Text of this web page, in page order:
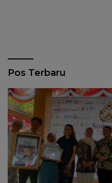
Pos Terbaru